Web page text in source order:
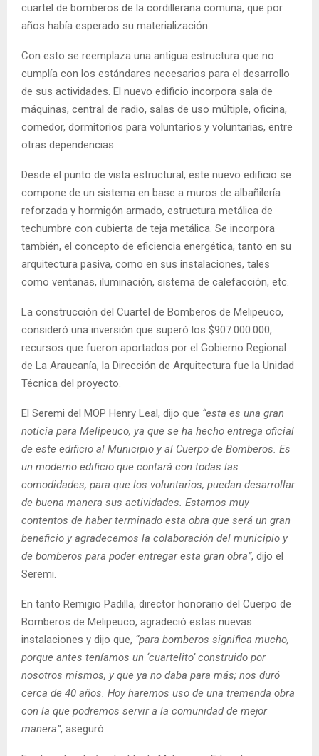
cuartel de bomberos de la cordillerana comuna, que por
años había esperado su materialización.
Con esto se reemplaza una antigua estructura que no
cumplía con los estándares necesarios para el desarrollo
de sus actividades. El nuevo edificio incorpora sala de
máquinas, central de radio, salas de uso múltiple, oficina,
comedor, dormitorios para voluntarios y voluntarias, entre
otras dependencias.
Desde el punto de vista estructural, este nuevo edificio se
compone de un sistema en base a muros de albañilería
reforzada y hormigón armado, estructura metálica de
techumbre con cubierta de teja metálica. Se incorpora
también, el concepto de eficiencia energética, tanto en su
arquitectura pasiva, como en sus instalaciones, tales
como ventanas, iluminación, sistema de calefacción, etc.
La construcción del Cuartel de Bomberos de Melipeuco,
consideró una inversión que superó los $907.000.000,
recursos que fueron aportados por el Gobierno Regional
de La Araucanía, la Dirección de Arquitectura fue la Unidad
Técnica del proyecto.
El Seremi del MOP Henry Leal, dijo que “esta es una gran
noticia para Melipeuco, ya que se ha hecho entrega oficial
de este edificio al Municipio y al Cuerpo de Bomberos. Es
un moderno edificio que contará con todas las
comodidades, para que los voluntarios, puedan desarrollar
de buena manera sus actividades. Estamos muy
contentos de haber terminado esta obra que será un gran
beneficio y agradecemos la colaboración del municipio y
de bomberos para poder entregar esta gran obra”, dijo el
Seremi.
En tanto Remigio Padilla, director honorario del Cuerpo de
Bomberos de Melipeuco, agradeció estas nuevas
instalaciones y dijo que, “para bomberos significa mucho,
porque antes teníamos un ‘cuartelito’ construido por
nosotros mismos, y que ya no daba para más; nos duró
cerca de 40 años. Hoy haremos uso de una tremenda obra
con la que podremos servir a la comunidad de mejor
manera”, aseguró.